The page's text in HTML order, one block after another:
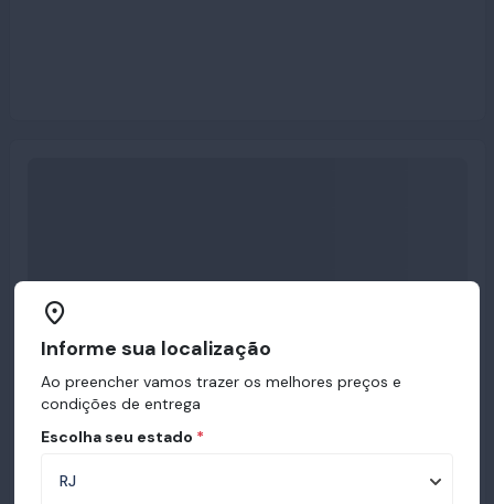
Informe sua localização
Ao preencher vamos trazer os melhores preços e
condições de entrega
Escolha seu estado *